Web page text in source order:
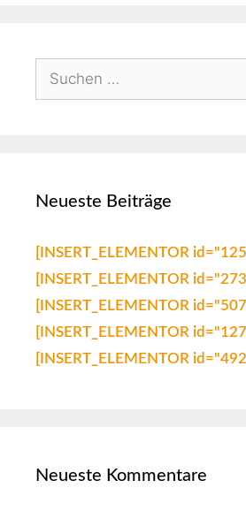
Neueste Beiträge
[INSERT_ELEMENTOR
[INSERT_ELEMENTOR
[INSERT_ELEMENTOR
[INSERT_ELEMENTOR
[INSERT_ELEMENTOR
Neueste Kommentare